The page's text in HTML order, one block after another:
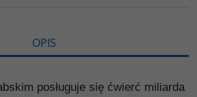
OPIS
posługuje się ćwierć miliarda